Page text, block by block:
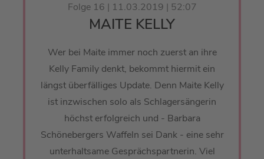
Folge 16 | 11.03.2019 | 52:07
MAITE KELLY
Wer bei Maite immer noch zuerst an ihre
Kelly Family denkt, bekommt hiermit ein
längst überfälliges Update. Denn Maite Kelly
ist inzwischen solo als Schlagersängerin
höchst erfolgreich und - Barbara
Schönebergers Waffeln sei Dank - eine sehr
unterhaltsame Gesprächspartnerin. Viel